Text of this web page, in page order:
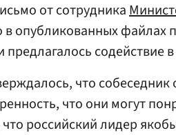
от сотрудника
в опубликованных файлах
содействие
что
что они могут
российский лидер